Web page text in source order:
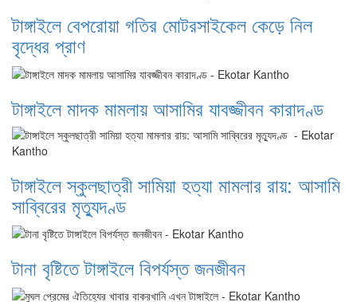
টাঙ্গাইলে বেপরোয়া গতির মোটরসাইকেল কেড়ে নিল
বৃদ্ধের প্রাণ
টাঙ্গাইলে মাদক মামলায় আসামির যাবজ্জীবন কারাদণ্ড
টাঙ্গাইলে স্কুলছাত্রী সামিয়া হত্যা মামলার রায়: আসামি
সাব্বিরের মৃত্যুদণ্ড
টানা বৃষ্টিতে টাঙ্গাইলে বিপর্যস্ত জনজীবন